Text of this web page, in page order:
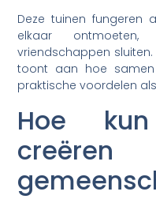
Deze tuinen fungeren
elkaar ontmoeten,
vriendschappen
toont aan hoe
praktische voordelen
Hoe